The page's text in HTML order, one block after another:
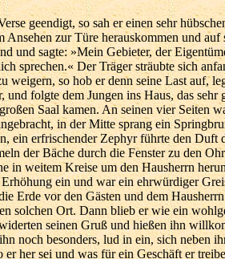
geendigt, so sah er einen sehr
Ansehen zur Türe herauskommen und auf
und sagte: »Mein Gebieter, der
sprechen.« Der Träger sträubte sich
weigern, so hob er denn seine Last auf,
und folgte dem Jungen ins Haus, das sehr
Saal kamen. An seinen vier Seiten
in der Mitte sprang ein
ein erfrischender Zephyr führte den Duft
der Bäche durch die Fenster zu den
in weitem Kreise um den Hausherrn
ein und war ein ehrwürdiger
Erde vor den Gästen und dem
solchen Ort. Dann blieb er wie ein
seinen Gruß und hießen ihn
noch besonders, lud in ein, sich neben
her sei und was für ein Geschäft er